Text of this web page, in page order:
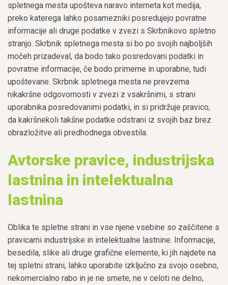
spletnega mesta upošteva naravo interneta kot medija,
preko katerega lahko posamezniki posredujejo povratne
informacije ali druge podatke v zvezi s Skrbnikovo spletno
stranjo. Skrbnik spletnega mesta si bo po svojih najboljših
močeh prizadeval, da bodo tako posredovani podatki in
povratne informacije, če bodo primerne in uporabne, tudi
upoštevane. Skrbnik spletnega mesta ne prevzema
nikakršne odgovornosti v zvezi z vsakršnimi, s strani
uporabnika posredovanimi podatki, in si pridržuje pravico,
da kakršnekoli takšne podatke odstrani iz svojih baz brez
obrazložitve ali predhodnega obvestila.
Avtorske pravice, industrijska
lastnina in intelektualna
lastnina
Oblika te spletne strani in vse njene vsebine so zaščitene s
pravicami industrijske in intelektualne lastnine. Informacije,
besedila, slike ali druge grafične elemente, ki jih najdete na
tej spletni strani, lahko uporabite izključno za svojo osebno,
nekomercialno rabo in je ne smete, ne v celoti ne delno,